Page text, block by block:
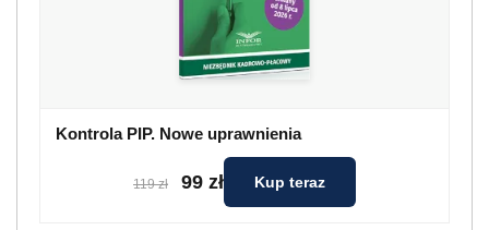
Kontrola PIP. Nowe uprawnienia
119 zł 99 zł Kup teraz